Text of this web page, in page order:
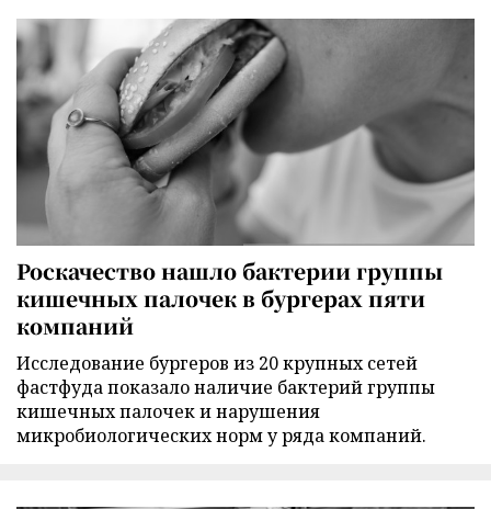
Роскачество нашло бактерии группы
кишечных палочек в бургерах пяти
компаний
Исследование бургеров из 20 крупных сетей
фастфуда показало наличие бактерий группы
кишечных палочек и нарушения
микробиологических норм у ряда компаний.